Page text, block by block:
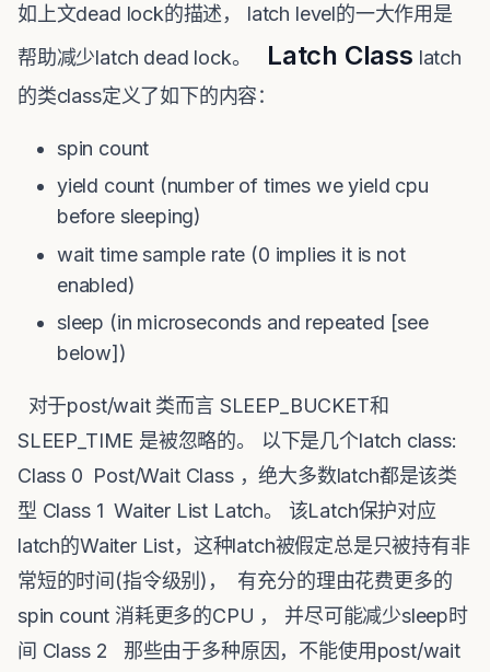
如上文dead lock的描述， latch level的一大作用是
帮助减少latch dead lock。
Latch Class latch
的类class定义了如下的内容：
spin count
yield count (number of times we yield cpu
before sleeping)
wait time sample rate (0 implies it is not
enabled)
sleep (in microseconds and repeated [see
below])
对于post/wait 类而言 SLEEP_BUCKET和
SLEEP_TIME 是被忽略的。 以下是几个latch class:
Class 0 Post/Wait Class ，绝大多数latch都是该类
型 Class 1 Waiter List Latch。 该Latch保护对应
latch的Waiter List，这种latch被假定总是只被持有非
常短的时间(指令级别)， 有充分的理由花费更多的
spin count 消耗更多的CPU ， 并尽可能减少sleep时
间 Class 2 那些由于多种原因，不能使用post/wait